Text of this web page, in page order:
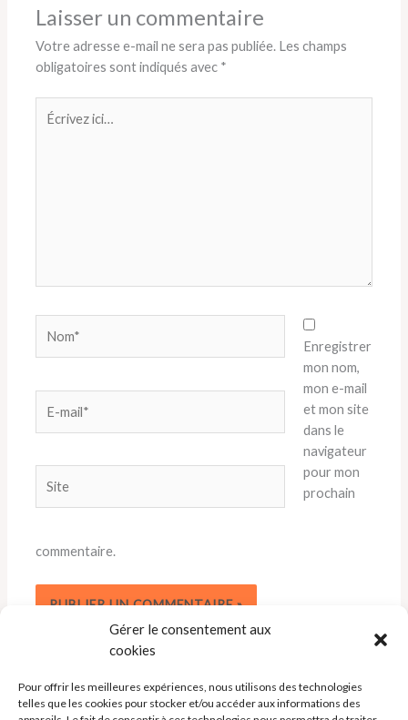
Gérer le consentement aux
cookies
Pour offrir les meilleures expériences, nous utilisons des technologies
telles que les cookies pour stocker et/ou accéder aux informations des
Laisser un commentaire
Votre adresse e-mail ne sera pas publiée. Les champs
obligatoires sont indiqués avec *
ici…
mail*
Enregistrer
mon nom,
mon e-mail
et mon site
dans le
navigateur
pour mon
prochain
commentaire.